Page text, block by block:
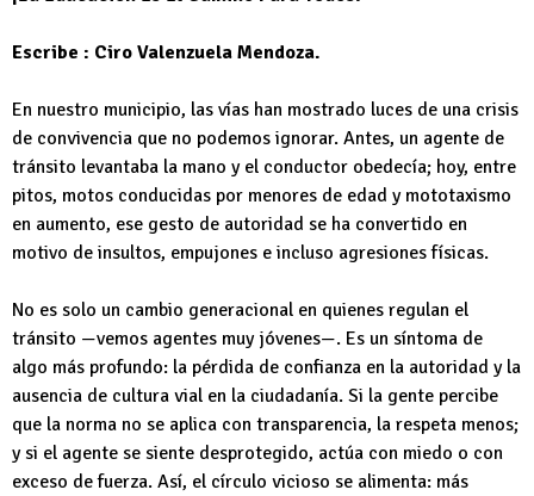
Escribe : Ciro Valenzuela Mendoza.
En nuestro municipio, las vías han mostrado luces de una crisis
de convivencia que no podemos ignorar. Antes, un agente de
tránsito levantaba la mano y el conductor obedecía; hoy, entre
pitos, motos conducidas por menores de edad y mototaxismo
en aumento, ese gesto de autoridad se ha convertido en
motivo de insultos, empujones e incluso agresiones físicas.
No es solo un cambio generacional en quienes regulan el
tránsito —vemos agentes muy jóvenes—. Es un síntoma de
algo más profundo: la pérdida de confianza en la autoridad y la
ausencia de cultura vial en la ciudadanía. Si la gente percibe
que la norma no se aplica con transparencia, la respeta menos;
y si el agente se siente desprotegido, actúa con miedo o con
exceso de fuerza. Así, el círculo vicioso se alimenta: más